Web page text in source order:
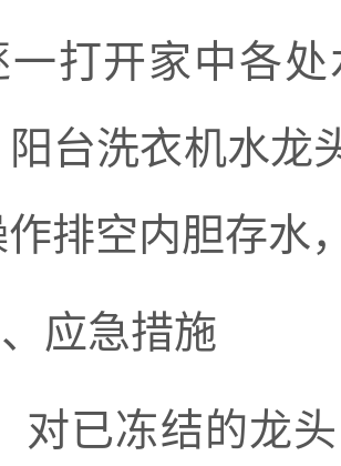
一打开家中各
阳台洗衣机水龙
作排空内胆存水
应急措施
对已冻结的龙